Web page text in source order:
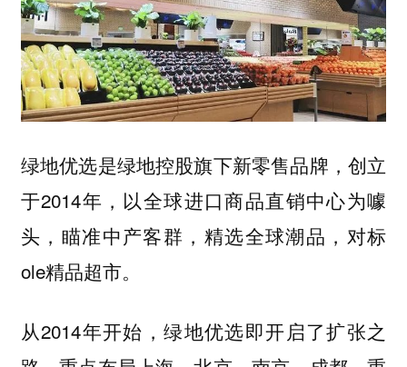
绿地优选是绿地控股旗下新零售品牌，创立
于2014年，以全球进口商品直销中心为噱
头，瞄准中产客群，精选全球潮品，对标
ole精品超市。
从2014年开始，绿地优选即开启了扩张之